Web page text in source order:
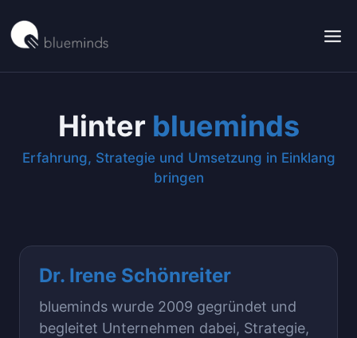
to
content
Hinter blueminds
Erfahrung, Strategie und Umsetzung in Einklang
bringen
Dr. Irene Schönreiter
blueminds wurde 2009 gegründet und
begleitet Unternehmen dabei, Strategie,